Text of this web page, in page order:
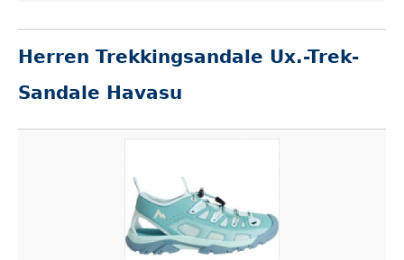
Herren Trekkingsandale Ux.-Trek-
Sandale Havasu